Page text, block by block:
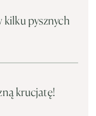
kilku pysznych
krucjatę!